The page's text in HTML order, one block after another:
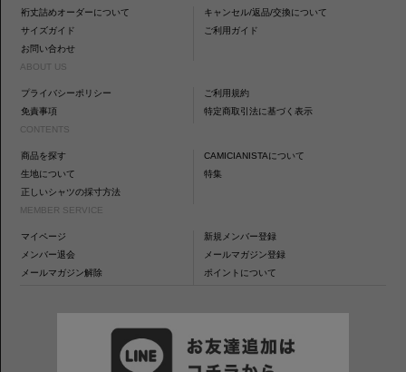
裄丈詰めオーダーについて
キャンセル/返品/交換について
サイズガイド
ご利用ガイド
お問い合わせ
ABOUT US
プライバシーポリシー
ご利用規約
免責事項
特定商取引法に基づく表示
CONTENTS
商品を探す
CAMICIANISTAについて
生地について
特集
正しいシャツの採寸方法
MEMBER SERVICE
マイページ
新規メンバー登録
メンバー退会
メールマガジン登録
メールマガジン解除
ポイントについて